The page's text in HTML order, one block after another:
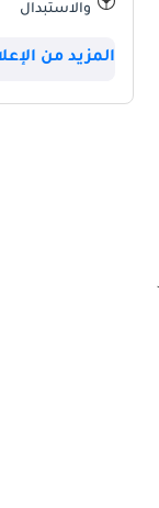
والاستبدال
المزيد من